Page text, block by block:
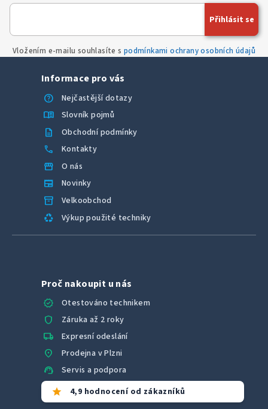
Vložením e-mailu souhlasíte s podmínkami ochrany osobních údajů
Přihlásit se
Informace pro vás
help
Nejčastější dotazy
menu_book Slovník pojmů
description Obchodní podmínky
call Kontakty
storefront O nás
newspaper Novinky
inventory_2 Velkoobchod
recycling Výkup použité techniky
Proč nakoupit u nás
verified
Otestováno technikem
shield Záruka až 2 roky
local_shipping Expresní odeslání
location_on Prodejna v Plzni
support_agent Servis a podpora
star 4,9 hodnocení od zákazníků